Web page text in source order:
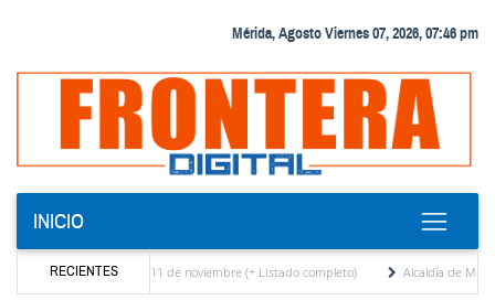
Mérida, Agosto Viernes 07, 2026, 07:46 pm
INICIO
RECIENTES
elecciones del 11 de noviembre (+ LIstado completo)
Alcaldía de Mérida y